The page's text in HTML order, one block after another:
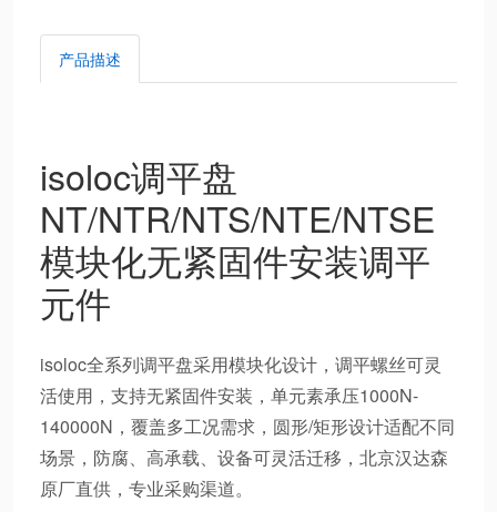
产品描述
isoloc调平盘
NT/NTR/NTS/NTE/NTSE
模块化无紧固件安装调平
元件
isoloc全系列调平盘采用模块化设计，调平螺丝可灵
活使用，支持无紧固件安装，单元素承压1000N-
140000N，覆盖多工况需求，圆形/矩形设计适配不同
场景，防腐、高承载、设备可灵活迁移，北京汉达森
原厂直供，专业采购渠道。